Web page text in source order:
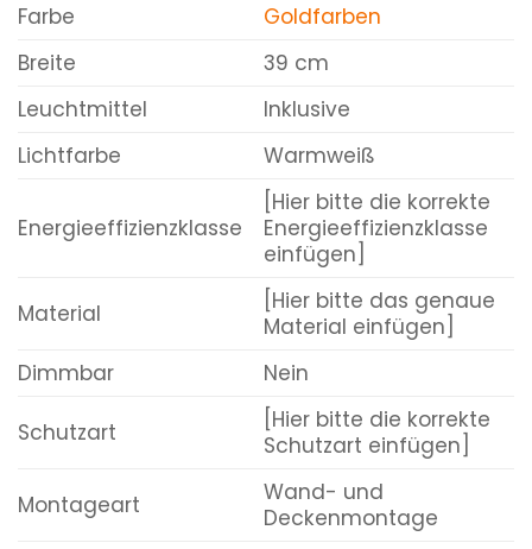
Farbe
Goldfarben
Breite
39 cm
Leuchtmittel
Inklusive
Lichtfarbe
Warmweiß
Energieeffizienzklasse
[Hier bitte die korrekte
Energieeffizienzklasse
einfügen]
Material
[Hier bitte das genaue
Material einfügen]
Dimmbar
Nein
Schutzart
[Hier bitte die korrekte
Schutzart einfügen]
Montageart
Wand- und
Deckenmontage